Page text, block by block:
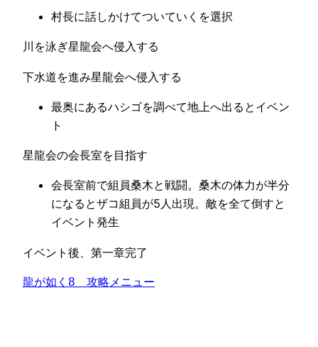
村長に話しかけてついていくを選択
川を泳ぎ星龍会へ侵入する
下水道を進み星龍会へ侵入する
最奥にあるハシゴを調べて地上へ出るとイベン
ト
星龍会の会長室を目指す
会長室前で組員桑木と戦闘。桑木の体力が半分
になるとザコ組員が5人出現。敵を全て倒すと
イベント発生
イベント後、第一章完了
龍が如く8　攻略メニュー